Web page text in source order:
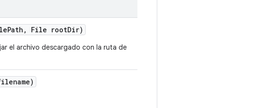
Path , File rootDir)
el archivo descargado con la ruta de